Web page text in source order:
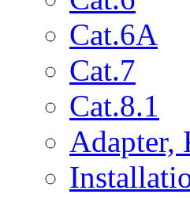
Cat.6A
Cat.7
Cat.8.1
Adapter,